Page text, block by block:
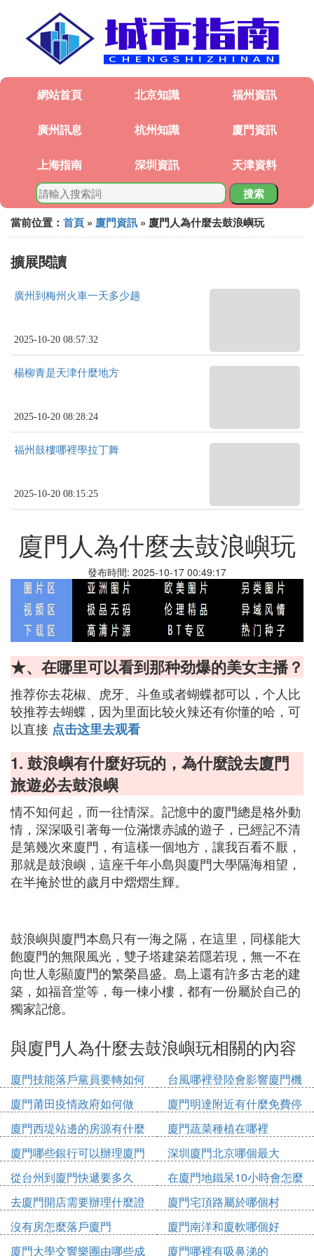
網站首頁 北京知識 福州資訊
廣州訊息 杭州知識 廈門資訊
上海指南 深圳資訊 天津資料
搜索
當前位置： 首頁 » 廈門資訊 » 廈門人為什麼去鼓浪嶼玩
擴展閱讀
廣州到梅州火車一天多少趟
2025-10-20 08:57:32
楊柳青是天津什麼地方
2025-10-20 08:28:24
福州鼓樓哪裡學拉丁舞
2025-10-20 08:15:25
廈門人為什麼去鼓浪嶼玩
發布時間: 2025-10-17 00:49:17
★、在哪里可以看到那种劲爆的美女主播？
推荐你去花椒、虎牙、斗鱼或者蝴蝶都可以，个人比
较推荐去蝴蝶，因为里面比较火辣还有你懂的哈，可
以直接 点击这里去观看
1. 鼓浪嶼有什麼好玩的，為什麼說去廈門
旅遊必去鼓浪嶼
情不知何起，而一往情深。記憶中的廈門總是格外動
情，深深吸引著每一位滿懷赤誠的遊子，已經記不清
是第幾次來廈門，有這樣一個地方，讓我百看不厭，
那就是鼓浪嶼，這座千年小島與廈門大學隔海相望，
在半掩於世的歲月中熠熠生輝。
鼓浪嶼與廈門本島只有一海之隔，在這里，同樣能大
飽廈門的無限風光，雙子塔建築若隱若現，無一不在
向世人彰顯廈門的繁榮昌盛。島上還有許多古老的建
築，如福音堂等，每一棟小樓，都有一份屬於自己的
獨家記憶。
與廈門人為什麼去鼓浪嶼玩相關的內容
廈門技能落戶黨員要轉如何
辦理
台風哪裡登陸會影響廈門機
場
廈門莆田疫情政府如何做
廈門明達附近有什麼免費停
車位
廈門西堤站邊的房源有什麼
廈門蔬菜種植在哪裡
廈門哪些銀行可以辦理廈門
市民卡
深圳廈門北京哪個最大
從台州到廈門快遞要多久
在廈門地鐵呆10小時會怎麼
收費
去廈門開店需要辦理什麼證
件
廈門宅頂路屬於哪個村
沒有房怎麼落戶廈門
廈門南洋和廈軟哪個好
廈門大學交響樂團由哪些成
廈門哪裡有吸鼻涕的